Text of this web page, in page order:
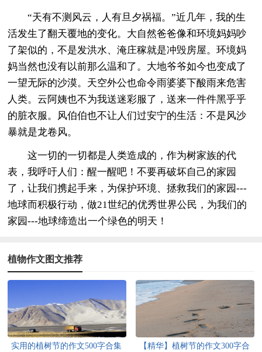
“天有不测风云，人有旦夕祸福。”近几年，我的生
活发生了翻天覆地的变化。大自然爸爸像和环境妈妈吵
了架似的，不是发洪水、淹庄稼就是冲毁房屋。环境妈
妈当然也没有以前那么温和了。大地爷爷如今也变成了
一望无际的沙漠。天空外公也命令雨婆婆下酸雨来危害
人类。云阿姨也不为我送迷彩服了，送来一件件黑乎乎
的脏衣服。风伯伯也不让人们过安宁的生活：不是风沙
暴就是龙卷风。
这一切的一切都是人类造成的，作为树家族的代
表，我呼吁人们：醒一醒吧！不要再破坏自己的家园
了，让我们携起手来，为保护环境、拯救我们的家园---
地球而积极行动，做21世纪的优秀世界公民，为我们的
家园---地球缔造出一个绿色的明天！
植物作文图文推荐
实用的植树节的作文500字合集
【精华】植树节的作文300字合